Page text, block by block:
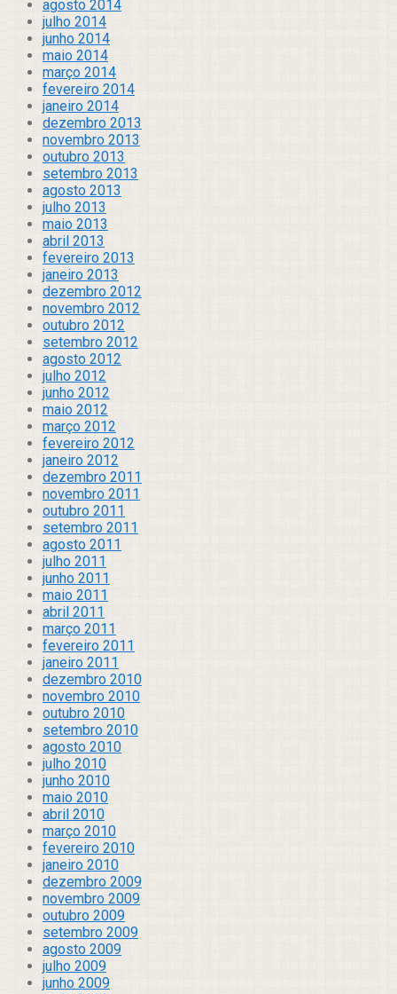
agosto 2014
julho 2014
junho 2014
maio 2014
março 2014
fevereiro 2014
janeiro 2014
dezembro 2013
novembro 2013
outubro 2013
setembro 2013
agosto 2013
julho 2013
maio 2013
abril 2013
fevereiro 2013
janeiro 2013
dezembro 2012
novembro 2012
outubro 2012
setembro 2012
agosto 2012
julho 2012
junho 2012
maio 2012
março 2012
fevereiro 2012
janeiro 2012
dezembro 2011
novembro 2011
outubro 2011
setembro 2011
agosto 2011
julho 2011
junho 2011
maio 2011
abril 2011
março 2011
fevereiro 2011
janeiro 2011
dezembro 2010
novembro 2010
outubro 2010
setembro 2010
agosto 2010
julho 2010
junho 2010
maio 2010
abril 2010
março 2010
fevereiro 2010
janeiro 2010
dezembro 2009
novembro 2009
outubro 2009
setembro 2009
agosto 2009
julho 2009
junho 2009